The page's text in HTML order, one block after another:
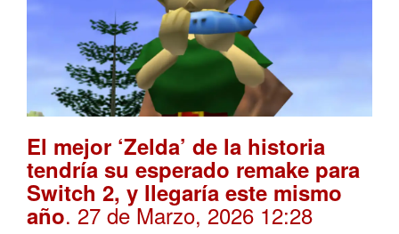
El mejor ‘Zelda’ de la historia
tendría su esperado remake para
Switch 2, y llegaría este mismo
año. 27 de Marzo, 2026 12:28